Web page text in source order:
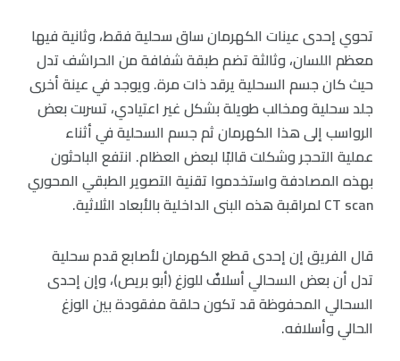
تحوي إحدى عينات الكهرمان ساق سحلية فقط، وثانية فيها
معظم اللسان، وثالثة تضم طبقة شفافة من الحراشف تدل
حيث كان جسم السحلية يرقد ذات مرة. ويوجد في عينة أخرى
جلد سحلية ومخالب طويلة بشكل غير اعتيادي، تسربت بعض
الرواسب إلى هذا الكهرمان ثم جسم السحلية في أثناء
عملية التحجر وشكلت قالبًا لبعض العظام. انتفع الباحثون
بهذه المصادفة واستخدموا تقنية التصوير الطبقي المحوري
CT scan لمراقبة هذه البنى الداخلية بالأبعاد الثلاثية.
قال الفريق إن إحدى قطع الكهرمان لأصابع قدم سحلية
تدل أن بعض السحالي أسلافٌ للوزغ (أبو بريص)، وإن إحدى
السحالي المحفوظة قد تكون حلقة مفقودة بين الوزغ
الحالي وأسلافه.